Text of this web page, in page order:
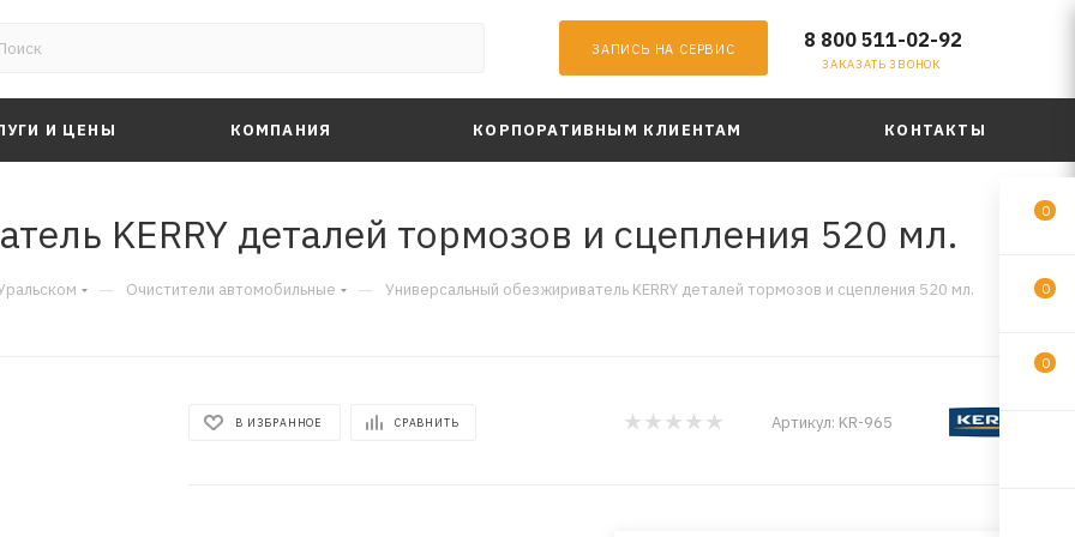
ЗАПИСЬ НА СЕРВИС 8 800 511-02-92
ЗАКАЗАТЬ ЗВОНОК
И ЦЕНЫ КОМПАНИЯ КОРПОРАТИВНЫМ КЛИЕНТАМ КОНТАКТЫ
KERRY деталей тормозов и сцепления 520 мл.
— Очистители автомобильные — Универсальный обезжириватель KERRY деталей тормозов и сцепления 520 мл.
В ИЗБРАННОЕ СРАВНИТЬ Артикул: KR-965
0
0
0